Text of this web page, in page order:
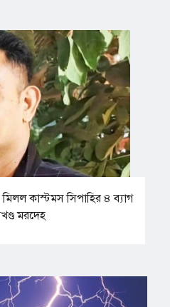
কাস্টমস সিপাহির ৪ ব্যাগ
মরদেহ